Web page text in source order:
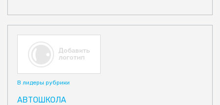
В лидеры рубрики
АВТОШКОЛА